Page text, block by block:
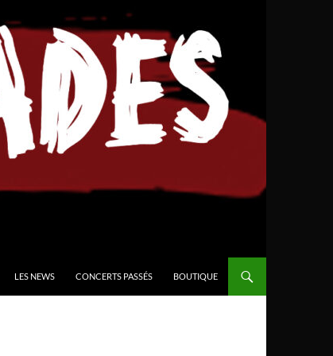
LES NEWS CONCERTS PASSÉS BOUTIQUE